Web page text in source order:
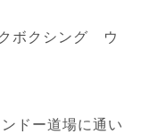
ボクシング ウ
ドー道場に通い